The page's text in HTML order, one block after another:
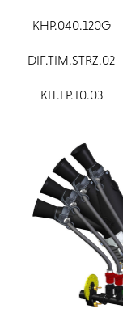
KHP.040.120G
DIF.TIM.STRZ.02
KIT.LP.10.03